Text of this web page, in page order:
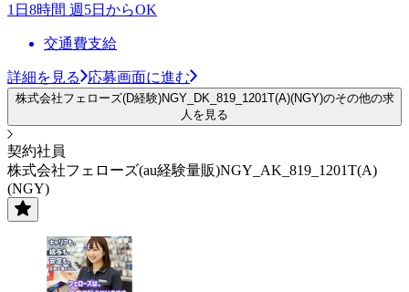
1日8時間 週5日からOK
交通費支給
詳細を見る 応募画面に進む
株式会社フェローズ(D経験)NGY_DK_819_1201T(A)(NGY)のその他の求
人を見る
契約社員
株式会社フェローズ(au経験量販)NGY_AK_819_1201T(A)
(NGY)